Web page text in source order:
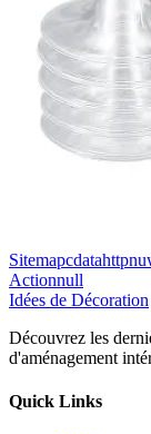
Actionnull
Idées de Décoration
Découvrez les
d'aménagement
Quick Links